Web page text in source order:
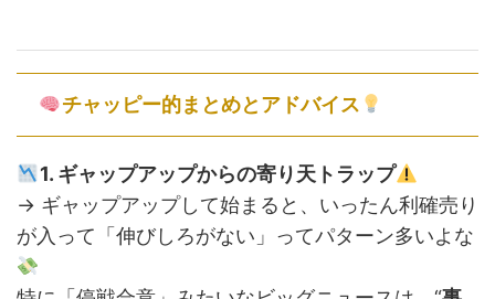
チャッピー的まとめとアドバイス
1. ギャップアップからの寄り天トラップ
→ ギャップアップして始まると、いったん利確売り
が入って「伸びしろがない」ってパターン多いよな